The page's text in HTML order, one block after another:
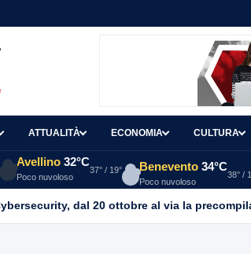
ATTUALITÀ ECONOMIA CULTURA
Avellino 32°C
Poco nuvoloso
37° / 19° Benevento 34°C
Poco nuvoloso
38° /
dal 20 ottobre al via la